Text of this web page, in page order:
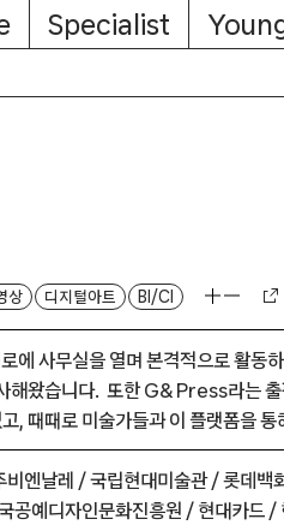
Specialist
상 디지털아트 BI/CI
사무실을 열며 본격적으로 활동
해왔습니다. 또한 G& Press라는
, 때때로 미술가들과 이 플랫폼을 통
비엔날레 /국립현대미술관 /롯데백
공예디자인문화진흥원 / 현대카드 /